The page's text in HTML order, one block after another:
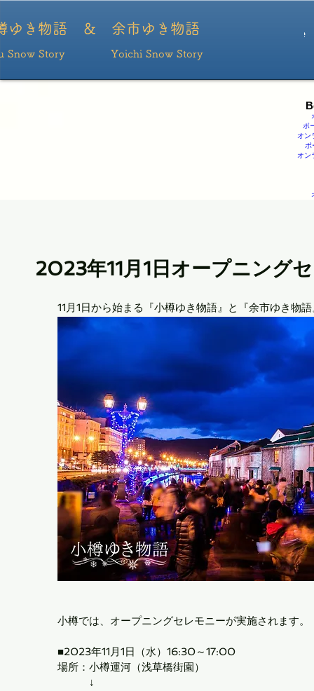
ゆき物語 ＆ ​余市ゆき物語
Snow Story Yoichi Snow Story
Home
2023年11月1日オープニング
11月1日から始まる『小樽ゆき物語』と『余市ゆき物
小樽では、オープニングセレモニーが実施されます。
■2023年11月1日（水）16:30～17:00
場所：小樽運河（浅草橋街園）
↓
ポ
オン
ポ
オン